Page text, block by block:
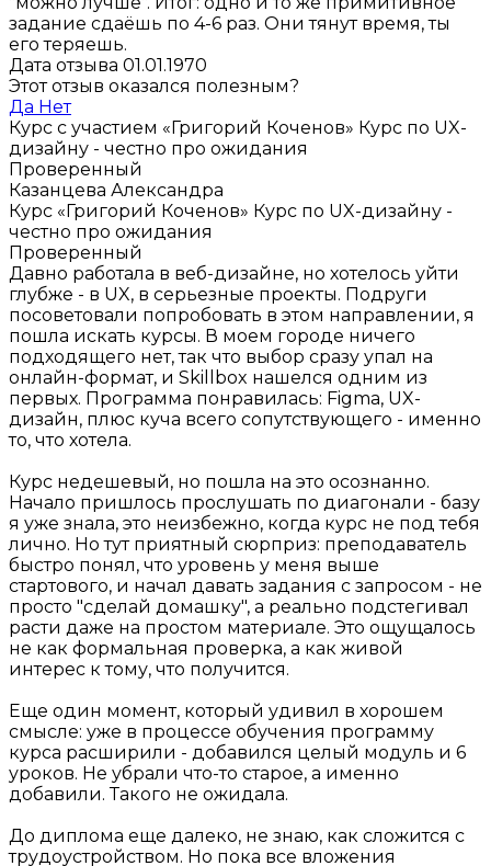
задание сдаёшь по 4-6 раз. Они тянут время, ты
его теряешь.
Дата отзыва 01.01.1970
Этот отзыв оказался полезным?
Да Нет
Курс с участием «Григорий Коченов» Курс по UX-
дизайну - честно про ожидания
Проверенный
Казанцева Александра
Курс «Григорий Коченов» Курс по UX-дизайну -
честно про ожидания
Проверенный
Давно работала в веб-дизайне, но хотелось уйти
глубже - в UX, в серьезные проекты. Подруги
посоветовали попробовать в этом направлении, я
пошла искать курсы. В моем городе ничего
подходящего нет, так что выбор сразу упал на
онлайн-формат, и Skillbox нашелся одним из
первых. Программа понравилась: Figma, UX-
дизайн, плюс куча всего сопутствующего - именно
то, что хотела.
Курс недешевый, но пошла на это осознанно.
Начало пришлось прослушать по диагонали - базу
я уже знала, это неизбежно, когда курс не под тебя
лично. Но тут приятный сюрприз: преподаватель
быстро понял, что уровень у меня выше
стартового, и начал давать задания с запросом - не
просто "сделай домашку", а реально подстегивал
расти даже на простом материале. Это ощущалось
не как формальная проверка, а как живой
интерес к тому, что получится.
Еще один момент, который удивил в хорошем
смысле: уже в процессе обучения программу
курса расширили - добавился целый модуль и 6
уроков. Не убрали что-то старое, а именно
добавили. Такого не ожидала.
До диплома еще далеко, не знаю, как сложится с
трудоустройством. Но пока все вложения